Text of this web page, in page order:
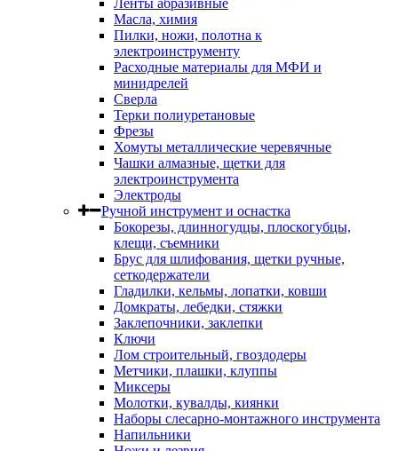
Ленты абразивные
Масла, химия
Пилки, ножи, полотна к
электроинструменту
Расходные материалы для МФИ и
минидрелей
Сверла
Терки полиуретановые
Фрезы
Хомуты металлические черевячные
Чашки алмазные, щетки для
электроинструмента
Электроды
Ручной инструмент и оснастка
Бокорезы, длинногудцы, плоскогубцы,
клещи, съемники
Брус для шлифования, щетки ручные,
сеткодержатели
Гладилки, кельмы, лопатки, ковши
Домкраты, лебедки, стяжки
Заклепочники, заклепки
Ключи
Лом строительный, гвоздодеры
Метчики, плашки, клуппы
Миксеры
Молотки, кувалды, киянки
Наборы слесарно-монтажного инструмента
Напильники